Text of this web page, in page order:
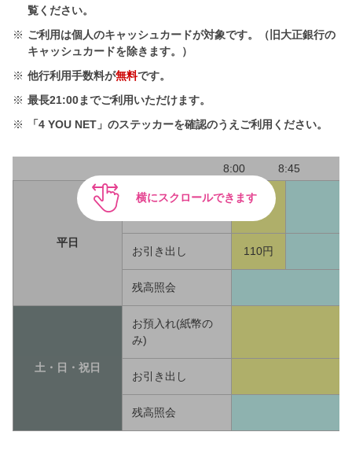
覧ください。
※ ご利用は個人のキャッシュカードが対象です。（旧大正銀行の
キャッシュカードを除きます。）
※ 他行利用手数料が無料です。
※ 最長21:00までご利用いただけます。
※
「4 YOU NET」のステッカーを確認のうえご利用ください。
8:00 8:45
平日
お預入れ(紙幣の
110円
お引き出し 110円
残高照会
土・日・祝日
お預入れ(紙幣の
み)
お引き出し
残高照会
横にスクロールできます